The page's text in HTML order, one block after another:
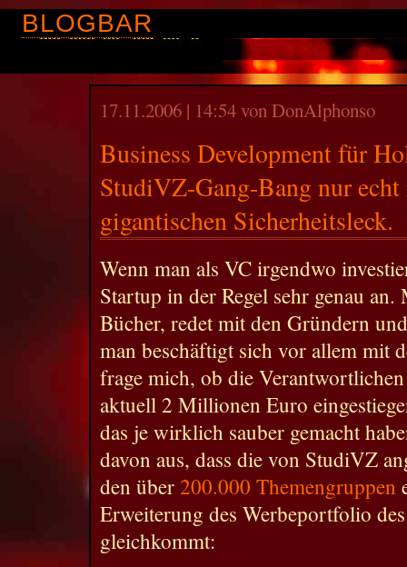
BLOGBAR
17.11.2006 | 14:54 von DonAlphonso
Business Development für
StudiVZ-Gang-Bang nur
gigantischen Sicherheitsleck.
Wenn man als VC irgendwo
Startup in der Regel sehr genau
Bücher, redet mit den Gründern
man beschäftigt sich vor allem mit
frage mich, ob die
aktuell 2 Millionen Euro
das je wirklich sauber gemacht
davon aus, dass die von StudiVZ
den über 200.000 Themengruppen
Erweiterung des Werbeportfolio
gleichkommt: